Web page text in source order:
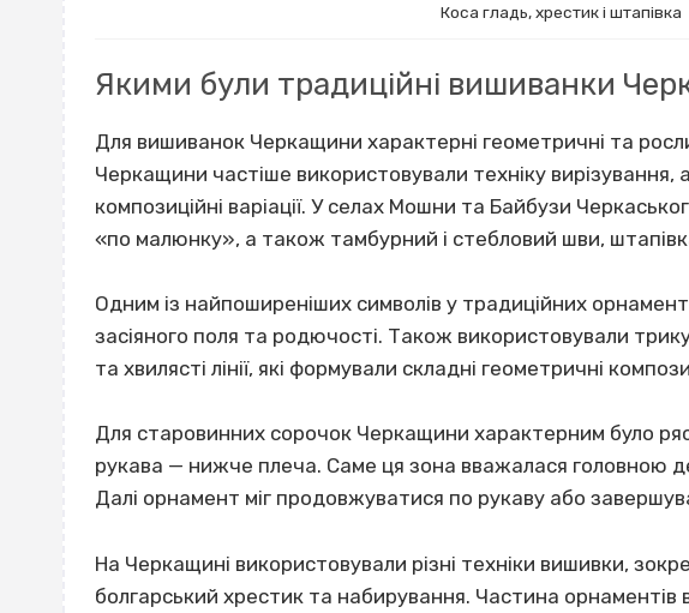
Коса гладь, хрестик і штапівка
Якими були традиційні вишиванки
Для вишиванок Черкащини характерні геометричні та
Черкащини частіше використовували техніку вирізування,
композиційні варіації. У селах Мошни та Байбузи
«по малюнку», а також тамбурний і стебловий шви,
Одним із найпоширеніших символів у традиційних
засіяного поля та родючості. Також використовували
та хвилясті лінії, які формували складні геометричні
Для старовинних сорочок Черкащини характерним було
рукава — нижче плеча. Саме ця зона вважалася головною
Далі орнамент міг продовжуватися по рукаву або
На Черкащині використовували різні техніки вишивки,
болгарський хрестик та набирування. Частина орнаментів